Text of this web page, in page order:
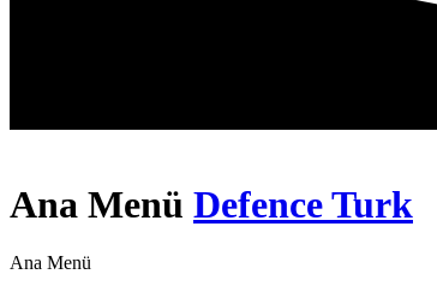
Ana Menü Defence Turk
Ana Menü